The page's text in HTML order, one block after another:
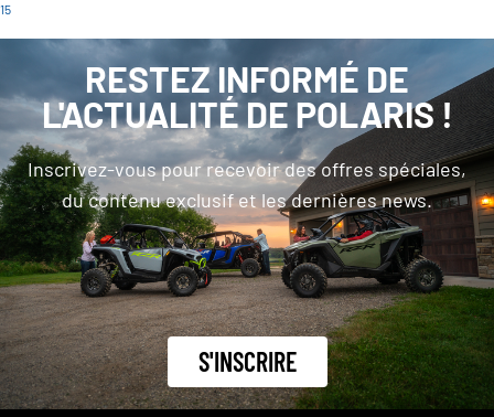
15
RESTEZ INFORMÉ DE
L'ACTUALITÉ DE POLARIS !
Inscrivez-vous pour recevoir des offres spéciales,
du contenu exclusif et les dernières news.
S'INSCRIRE